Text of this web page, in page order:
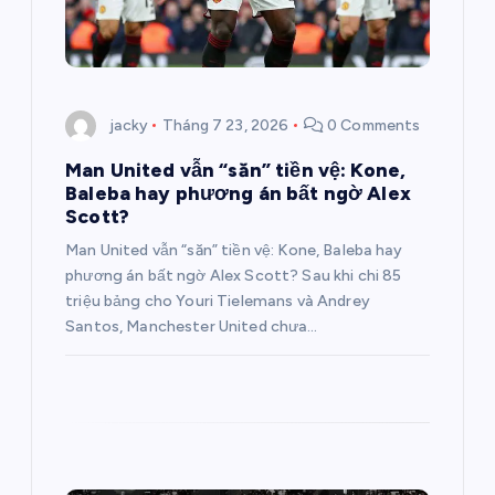
jacky Tháng 7 23, 2026 0 Comments
Man United vẫn “săn” tiền vệ: Kone,
Baleba hay phương án bất ngờ Alex
Scott?
Man United vẫn “săn” tiền vệ: Kone, Baleba hay
phương án bất ngờ Alex Scott? Sau khi chi 85
triệu bảng cho Youri Tielemans và Andrey
Santos, Manchester United chưa…